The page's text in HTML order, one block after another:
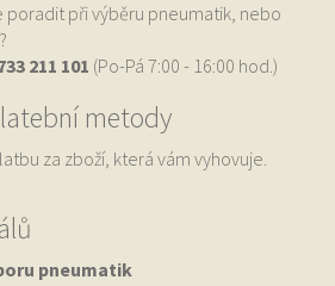
při výběru pneumatik, nebo
211 101 (Po-Pá 7:00 - 16:00 hod.)
metody
za zboží, která vám vyhovuje.
pneumatik